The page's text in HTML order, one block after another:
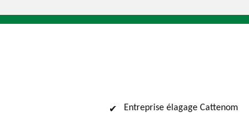
Entreprise élagage Cattenom